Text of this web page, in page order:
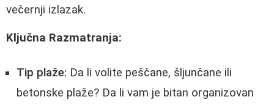
večernji izlazak.
Ključna Razmatranja:
Tip plaže: Da li volite peščane, šljunčane ili
betonske plaže? Da li vam je bitan organizovan